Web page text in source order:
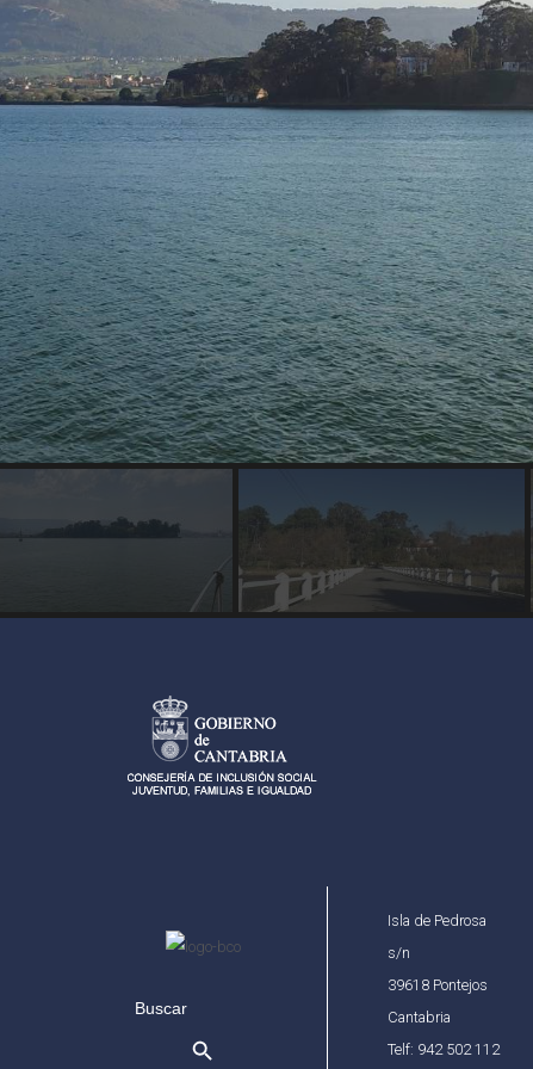
for:
Isla de Pedrosa
s/n
39618 Pontejos
Cantabria
Telf: 942 502 112